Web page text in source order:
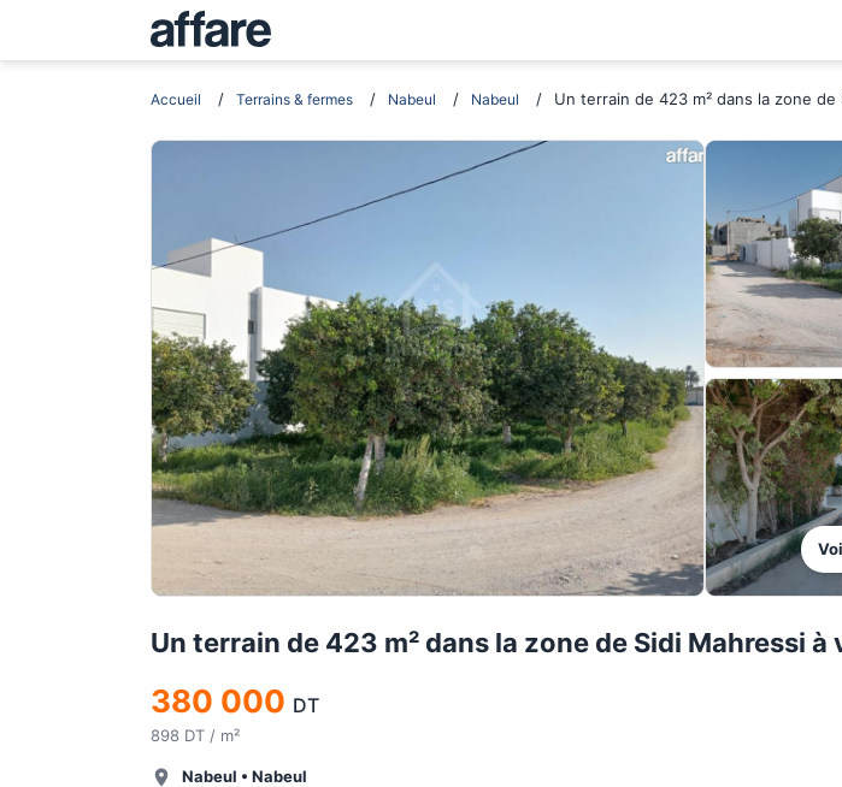
Accueil Terrains & fermes Nabeul Nabeul Un terrain de 423 m² dans la zone
Un terrain de 423 m² dans la zone de Sidi Mahressi à
380 000 DT
898 DT / m²
Nabeul • Nabeul